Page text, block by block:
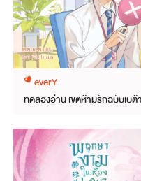
everY
ทดลองอ่าน เขตห้ามรักฉบับเบ